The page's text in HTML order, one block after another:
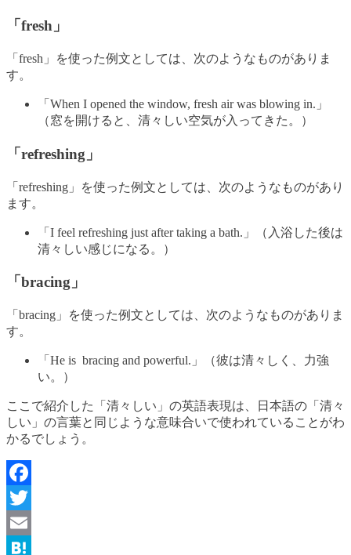
「fresh」
「fresh」を使った例文としては、次のようなものがありま
す。
「When I opened the window, fresh air was blowing in.」
（窓を開けると、清々しい空気が入ってきた。）
「refreshing」
「refreshing」を使った例文としては、次のようなものがあり
ます。
「I feel refreshing just after taking a bath.」（入浴した後は
清々しい感じになる。）
「bracing」
「bracing」を使った例文としては、次のようなものがありま
す。
「He is bracing and powerful.」（彼は清々しく、力強
い。）
ここで紹介した「清々しい」の英語表現は、日本語の「清々
しい」の言葉と同じような意味合いで使われていることがわ
かるでしょう。
Facebook
Twitter
Email